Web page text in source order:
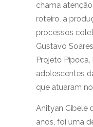
chama
roteiro, a
processos
Gustavo
Projeto Pipoca.
adolescentes
que atuaram
Anityan Cibele
anos, foi uma